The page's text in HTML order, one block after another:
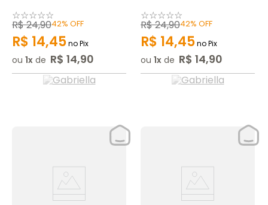
☆☆☆☆☆
R$24,9042% OFF
R$ 14,45no Pix
ou 1 de R$ 14,90
☆☆☆☆☆
R$24,9042% OFF
R$ 14,45no Pix
ou 1 de R$ 14,90